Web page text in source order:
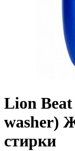
Lion
washer)
стирки